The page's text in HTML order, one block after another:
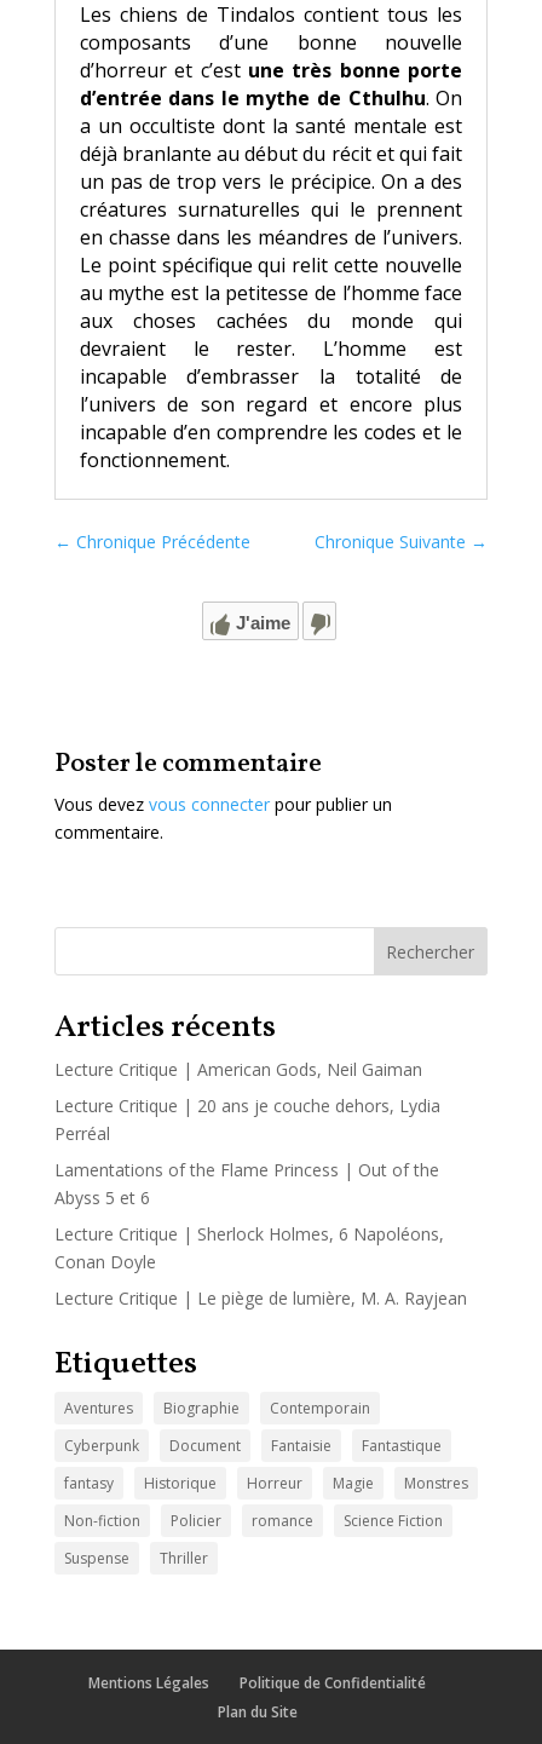
Les chiens de Tindalos contient tous les
composants d’une bonne nouvelle
d’horreur et c’est une très bonne porte
d’entrée dans le mythe de Cthulhu. On
a un occultiste dont la santé mentale est
déjà branlante au début du récit et qui fait
un pas de trop vers le précipice. On a des
créatures surnaturelles qui le prennent
en chasse dans les méandres de l’univers.
Le point spécifique qui relit cette nouvelle
au mythe est la petitesse de l’homme face
aux choses cachées du monde qui
devraient le rester. L’homme est
incapable d’embrasser la totalité de
l’univers de son regard et encore plus
incapable d’en comprendre les codes et le
fonctionnement.
← Chronique Précédente Chronique Suivante →
J'aime
Poster le commentaire
Vous devez vous connecterpour publier un
commentaire.
Rechercher
Articles récents
Lecture Critique | American Gods, Neil Gaiman
Lecture Critique | 20 ans je couche dehors, Lydia
Perréal
Lamentations of the Flame Princess | Out of the
Abyss 5 et 6
Lecture Critique | Sherlock Holmes, 6 Napoléons,
Conan Doyle
Lecture Critique | Le piège de lumière, M. A. Rayjean
Etiquettes
Aventures Biographie
Contemporain
Cyberpunk
Document Fantaisie
Fantastique
fantasy
Historique Horreur Magie
Monstres
Non-fiction
Policier romance
Science Fiction
Suspense
Thriller
Mentions Légales
Politique de Confidentialité
Plan du Site